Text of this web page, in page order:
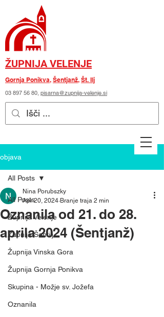
ŽUPNIJA VELENJE
Gornja Ponikva, Šentjanž, Št. Ilj
03 897 56 80, pisarna@zupnija-velenje.si
objava
All Posts
Župnija Velenje
Župnija Šentilj
Župnija Vinska Gora
Župnija Gornja Ponikva
Skupina - Možje sv. Jožefa
Oznanila
All Posts
Oznanila od 21. do 28.
aprila 2024 (Šentjanž)
Nina Porubszky
Apr 20, 2024 Branje traja 2 min